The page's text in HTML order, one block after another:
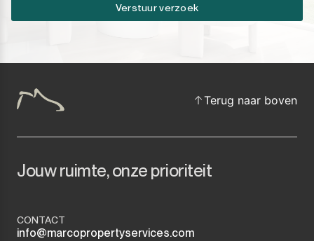
Verstuur verzoek
Terug naar boven
Jouw ruimte, onze prioriteit
CONTACT
info@marcopropertyservices.com